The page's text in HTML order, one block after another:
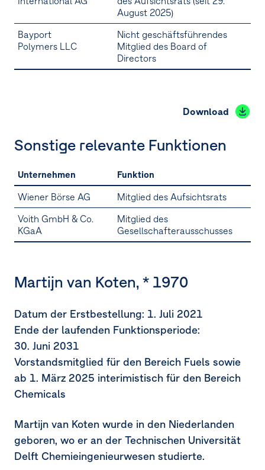
August 2025)
Bayport
Polymers LLC
Nicht geschäftsführendes
Mitglied des Board of
Directors
Download
Sonstige relevante Funktionen
Unternehmen Funktion
Wiener Börse AG
Mitglied des Aufsichtsrats
Voith GmbH & Co.
KGaA
Mitglied des
Gesellschafterausschusses
Martijn van Koten, * 1970
Datum der Erstbestellung: 1. Juli 2021
Ende der laufenden Funktionsperiode:
30. Juni 2031
Vorstandsmitglied für den Bereich Fuels sowie
ab 1. März 2025 interimistisch für den Bereich
Chemicals
Martijn van Koten wurde in den Niederlanden
geboren, wo er an der Technischen Universität
Delft Chemieingenieurwesen studierte.